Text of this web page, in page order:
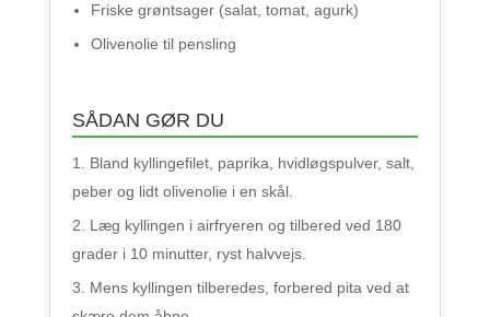
Friske grøntsager (salat, tomat, agurk)
Olivenolie til pensling
SÅDAN GØR DU
Bland kyllingefilet, paprika, hvidløgspulver, salt,
peber og lidt olivenolie i en skål.
Læg kyllingen i airfryeren og tilbered ved 180
grader i 10 minutter, ryst halvvejs.
Mens kyllingen tilberedes, forbered pita ved at